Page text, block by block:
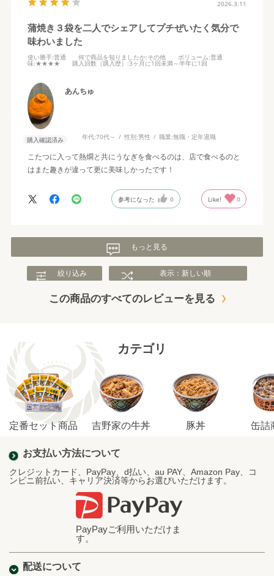
2026.3.11
蒲焼き３袋を二人でシェアしてプチぜいたく気分で
味わいました
使い勝手:普通 何で商品を知りましたか:その他 ボリューム:普通
味:★★★★ 購入回数（購入歴） :3ヶ月に1回未満～半年に1回
あんちゅ
購入確認済み 年代:70代～ 性別:男性 職業:無職・定年退職
こたつに入って熱燗と共にうなぎを食べるのは、店で食べるのと
はまた趣きが違って更に美味しかったです！
参考になった 0 Like! 0
もっと見る
絞り込み 表示：新しい順
この商品のすべてのレビューを見る
カテゴリ
定番セット商品 吉野家の牛丼 豚丼 缶詰
お支払い方法について
クレジットカード、PayPay、d払い、au PAY、Amazon Pay、コ
ンビニ前払い、キャリア決済等からお選びいただけます。
PayPayご利用いただけま
す。
配送について